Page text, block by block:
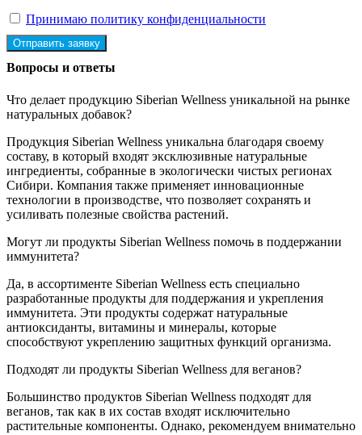
Принимаю политику конфиденциальности
Отправить заявку
Вопросы и ответы
Что делает продукцию Siberian Wellness уникальной на рынке
натуральных добавок?
Продукция Siberian Wellness уникальна благодаря своему
составу, в который входят эксклюзивные натуральные
ингредиенты, собранные в экологически чистых регионах
Сибири. Компания также применяет инновационные
технологии в производстве, что позволяет сохранять и
усиливать полезные свойства растений.
Могут ли продукты Siberian Wellness помочь в поддержании
иммунитета?
Да, в ассортименте Siberian Wellness есть специально
разработанные продукты для поддержания и укрепления
иммунитета. Эти продукты содержат натуральные
антиоксиданты, витамины и минералы, которые
способствуют укреплению защитных функций организма.
Подходят ли продукты Siberian Wellness для веганов?
Большинство продуктов Siberian Wellness подходят для
веганов, так как в их состав входят исключительно
растительные компоненты. Однако, рекомендуем внимательно